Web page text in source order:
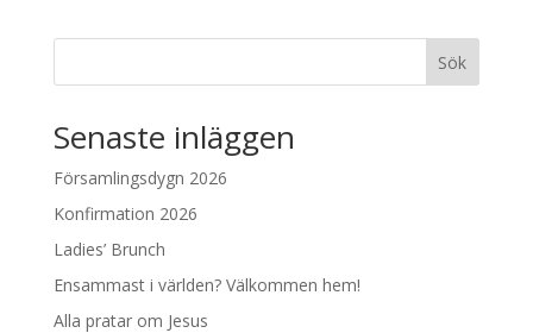
Sök
Senaste inläggen
Församlingsdygn 2026
Konfirmation 2026
Ladies’ Brunch
Ensammast i världen? Välkommen hem!
Alla pratar om Jesus